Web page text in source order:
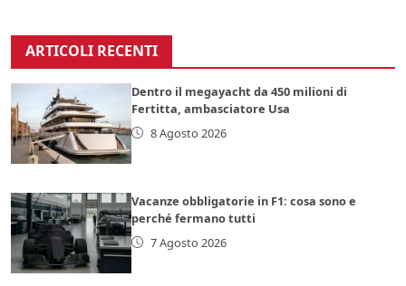
ARTICOLI RECENTI
Dentro il megayacht da 450 milioni di
Fertitta, ambasciatore Usa
8 Agosto 2026
Vacanze obbligatorie in F1: cosa sono e
perché fermano tutti
7 Agosto 2026